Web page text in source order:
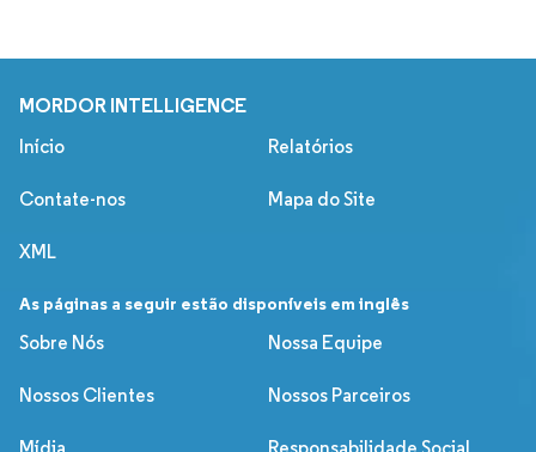
MORDOR INTELLIGENCE
Início Relatórios
Contate-nos Mapa do Site
XML
As páginas a seguir estão disponíveis em inglês
Sobre Nós
Nossa Equipe
Nossos Clientes Nossos Parceiros